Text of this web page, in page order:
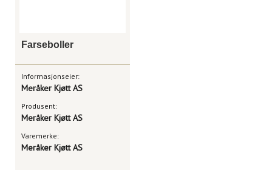
Farseboller
Informasjonseier:
Meråker Kjøtt AS
Produsent:
Meråker Kjøtt AS
Varemerke:
Meråker Kjøtt AS